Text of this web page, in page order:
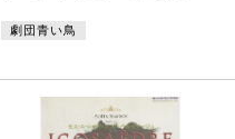
光より速く、高いビルディングも
軽く300年、3万年。
劇団青い鳥